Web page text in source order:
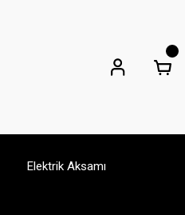
Elektrik Aksamı